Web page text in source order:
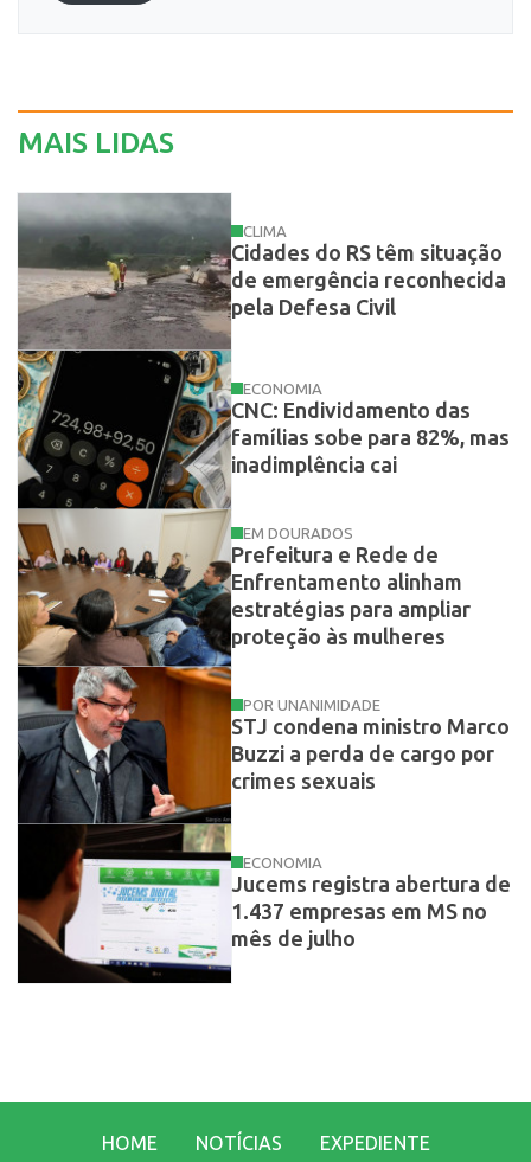
MAIS LIDAS
CLIMA
Cidades do RS têm situação
de emergência reconhecida
pela Defesa Civil
ECONOMIA
CNC: Endividamento das
famílias sobe para 82%, mas
inadimplência cai
EM DOURADOS
Prefeitura e Rede de
Enfrentamento alinham
estratégias para ampliar
proteção às mulheres
POR UNANIMIDADE
STJ condena ministro Marco
Buzzi a perda de cargo por
crimes sexuais
ECONOMIA
Jucems registra abertura de
1.437 empresas em MS no
mês de julho
HOME NOTÍCIAS EXPEDIENTE